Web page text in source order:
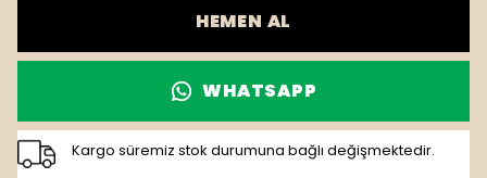
HEMEN AL
WHATSAPP
Kargo süremiz stok durumuna bağlı değişmektedir.